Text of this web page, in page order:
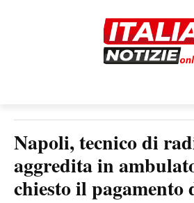
Napoli, tecnico di
aggredita in
chiesto il pagamento